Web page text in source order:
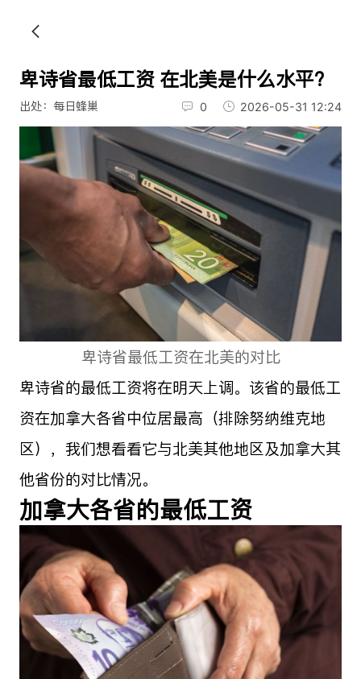
卑诗省最低工资 在北美是什么水平？
出处：每日蜂巢 0 2026-05-31 12:24
卑诗省最低工资在北美的对比
卑诗省的最低工资将在明天上调。该省的最低工
资在加拿大各省中位居最高（排除努纳维克地
区），我们想看看它与北美其他地区及加拿大其
他省份的对比情况。
加拿大各省的最低工资